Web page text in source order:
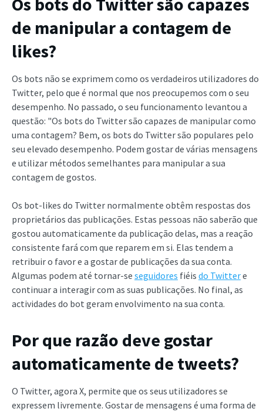
de manipular a contagem de
likes?
Os bots não se exprimem como os verdadeiros utilizadores do
Twitter, pelo que é normal que nos preocupemos com o seu
desempenho. No passado, o seu funcionamento levantou a
questão: "Os bots do Twitter são capazes de manipular como
uma contagem? Bem, os bots do Twitter são populares pelo
seu elevado desempenho. Podem gostar de várias mensagens
e utilizar métodos semelhantes para manipular a sua
contagem de gostos.
Os bot-likes do Twitter normalmente obtêm respostas dos
proprietários das publicações. Estas pessoas não saberão que
gostou automaticamente da publicação delas, mas a reação
consistente fará com que reparem em si. Elas tendem a
retribuir o favor e a gostar de publicações da sua conta.
Algumas podem até tornar-se seguidores fiéis do Twittere
continuar a interagir com as suas publicações. No final, as
actividades do bot geram envolvimento na sua conta.
Por que razão deve gostar
automaticamente de tweets?
O Twitter, agora X, permite que os seus utilizadores se
expressem livremente. Gostar de mensagens é uma forma de